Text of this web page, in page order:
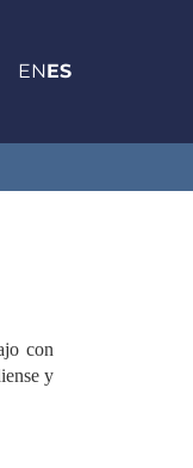
ENES
con
y